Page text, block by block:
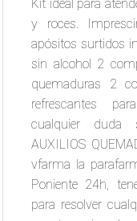
Kit ideal para
y roces.
apósitos surtidos
sin alcohol 2
quemaduras 2
refrescantes
cualquier duda
AUXILIOS
vfarma la
Poniente 24h,
para resolver